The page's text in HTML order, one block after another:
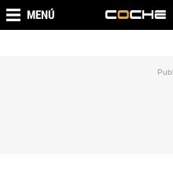
MENÚ